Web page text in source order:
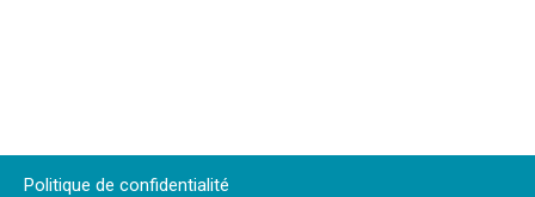
Politique de confidentialité